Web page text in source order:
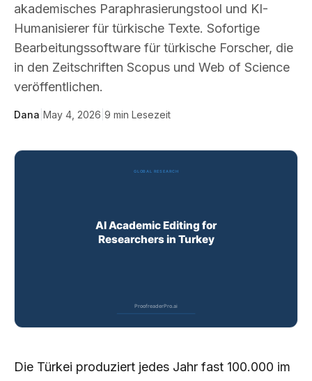
akademisches Paraphrasierungstool und KI-
Humanisierer für türkische Texte. Sofortige
Bearbeitungssoftware für türkische Forscher, die
in den Zeitschriften Scopus und Web of Science
veröffentlichen.
Dana May 4, 2026 9 min Lesezeit
Die Türkei produziert jedes Jahr fast 100.000 im